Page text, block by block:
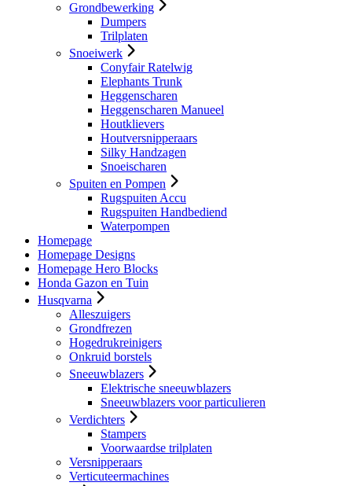
Grondbewerking
Dumpers
Trilplaten
Snoeiwerk
Conyfair Ratelwig
Elephants Trunk
Heggenscharen
Heggenscharen Manueel
Houtklievers
Houtversnipperaars
Silky Handzagen
Snoeischaren
Spuiten en Pompen
Rugspuiten Accu
Rugspuiten Handbediend
Waterpompen
Homepage
Homepage Designs
Homepage Hero Blocks
Honda Gazon en Tuin
Husqvarna
Alleszuigers
Grondfrezen
Hogedrukreinigers
Onkruid borstels
Sneeuwblazers
Elektrische sneeuwblazers
Sneeuwblazers voor particulieren
Verdichters
Stampers
Voorwaardse trilplaten
Versnipperaars
Verticuteermachines